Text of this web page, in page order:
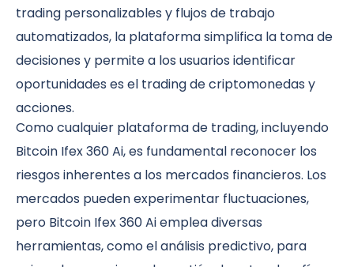
trading personalizables y flujos de trabajo
automatizados, la plataforma simplifica la toma de
decisiones y permite a los usuarios identificar
oportunidades es el trading de criptomonedas y
acciones.
Como cualquier plataforma de trading, incluyendo
Bitcoin Ifex 360 Ai, es fundamental reconocer los
riesgos inherentes a los mercados financieros. Los
mercados pueden experimentar fluctuaciones,
pero Bitcoin Ifex 360 Ai emplea diversas
herramientas, como el análisis predictivo, para